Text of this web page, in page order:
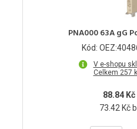
PNA000 63A gG
Kód:
V e-shopu
Celkem 257
88.84 Kč
73.42 Kč